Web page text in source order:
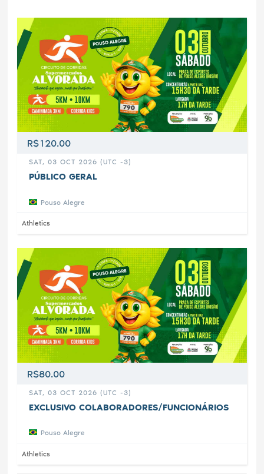
R$120.00
SAT, 03 OCT 2026 (UTC -3)
PÚBLICO GERAL
Pouso Alegre
Athletics
R$80.00
SAT, 03 OCT 2026 (UTC -3)
EXCLUSIVO COLABORADORES/FUNCIONÁRIOS
Pouso Alegre
Athletics